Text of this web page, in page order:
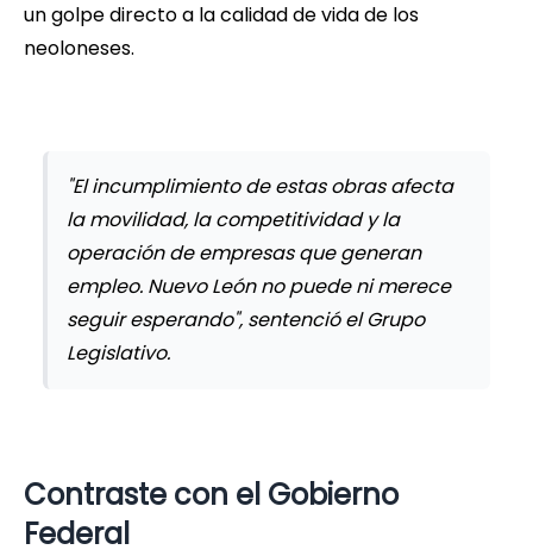
un golpe directo a la calidad de vida de los
neoloneses.
"El incumplimiento de estas obras afecta
la movilidad, la competitividad y la
operación de empresas que generan
empleo. Nuevo León no puede ni merece
seguir esperando", sentenció el Grupo
Legislativo.
Contraste con el Gobierno
Federal